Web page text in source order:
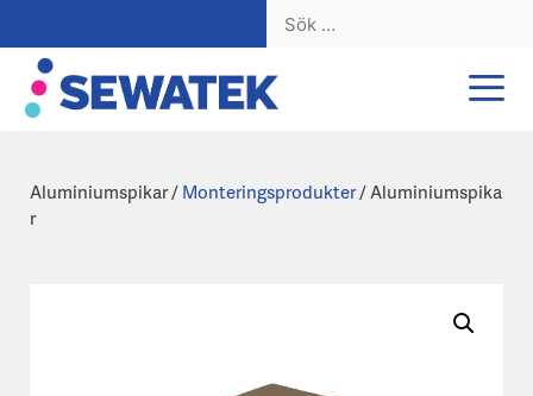
Sök
efter:
Hoppa
innehåll
Aluminiumspikar /Monteringsprodukter/ Aluminiumspika
r